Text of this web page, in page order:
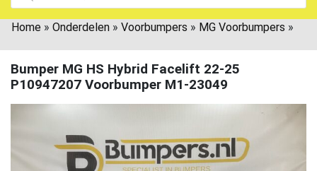
Home » Onderdelen » Voorbumpers » MG Voorbumpers »
Bumper MG HS Hybrid Facelift 22-25
P10947207 Voorbumper M1-23049